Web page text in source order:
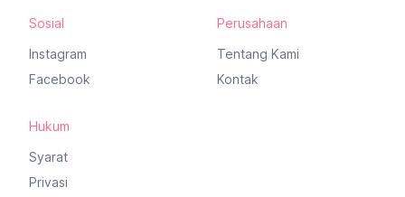
Sosial
Instagram
Facebook
Perusahaan
Tentang Kami
Kontak
Hukum
Syarat
Privasi